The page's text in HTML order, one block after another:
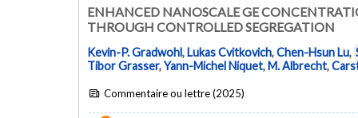
ENHANCED NANOSCALE GE
THROUGH CONTROLLED SEGREGATION
Kevin-P. Gradwohl,Lukas Cvitkovich,Chen-Hsun Lu,
Tibor Grasser,Yann-Michel Niquet,M. Albrecht,
Commentaire ou lettre (2025)